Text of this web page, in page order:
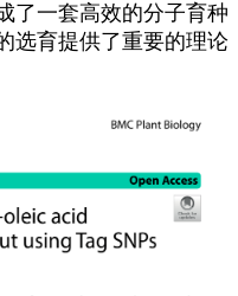
了一套高效的分子育种
选育提供了重要的理论